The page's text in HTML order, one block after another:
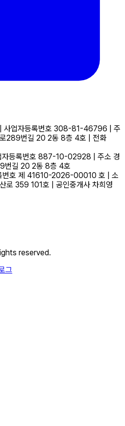
사업자등록번호 308-81-46796
주
289번길 20 2동 8층 4호
전화
자등록번호 887-10-02928 주소 경
번길 20 2동 8층 4호
번호 제 41610-2026-00010 호
소
로 359 101호 공인중개사 차희영
reserved.
그